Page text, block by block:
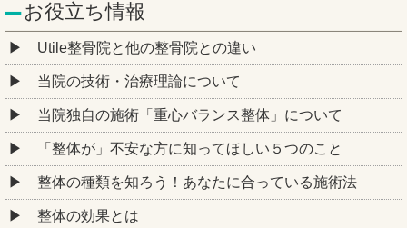
お役立ち情報
Utile整骨院と他の整骨院との違い
当院の技術・治療理論について
当院独自の施術「重心バランス整体」について
「整体が」不安な方に知ってほしい５つのこと
整体の種類を知ろう！あなたに合っている施術法
整体の効果とは